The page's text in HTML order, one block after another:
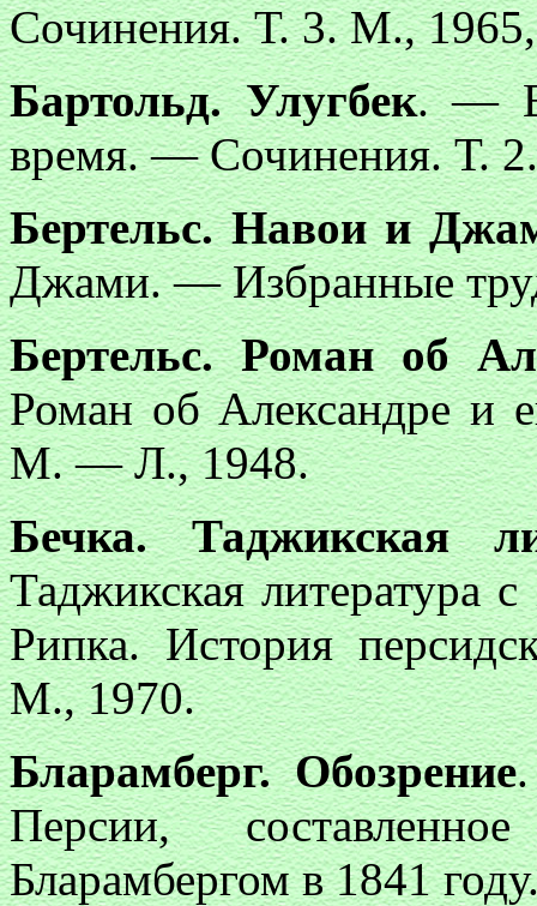
Сочинения. Т. 3. М.,
Бартольд. Улугбек. —
время. — Сочинения. Т.
Бертельс. Навои и
Джами. — Избранные
Бертельс. Роман об
Роман об Александре и
М. — Л., 1948.
Бечка. Таджикская
Таджикская
Рипка. История
М., 1970.
Бларамберг. Обозрение
Персии,
Бларамбергом в 1841